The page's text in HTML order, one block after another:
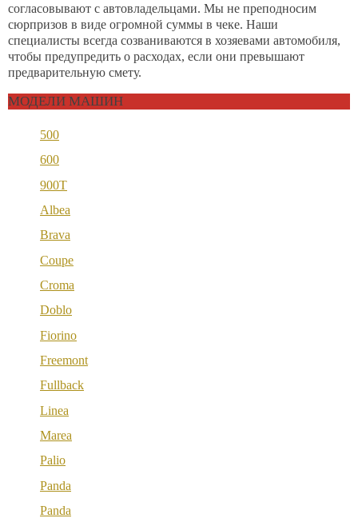
согласовывают с автовладельцами. Мы не преподносим
сюрпризов в виде огромной суммы в чеке. Наши
специалисты всегда созваниваются в хозяевами автомобиля,
чтобы предупредить о расходах, если они превышают
предварительную смету.
МОДЕЛИ МАШИН
500
600
900T
Albea
Brava
Coupe
Croma
Doblo
Fiorino
Freemont
Fullback
Linea
Marea
Palio
Panda
Panda